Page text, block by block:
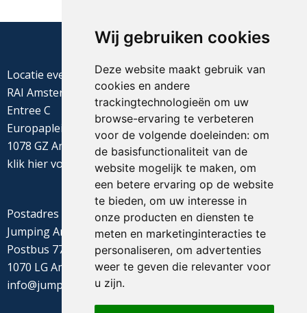
Wij gebruiken cookies
Deze website maakt gebruik van
cookies en andere
trackingtechnologieën om uw
browse-ervaring te verbeteren
voor de volgende doeleinden: om
de basisfunctionaliteit van de
website mogelijk te maken, om
een betere ervaring op de website
te bieden, om uw interesse in
onze producten en diensten te
meten en marketinginteracties te
personaliseren, om advertenties
weer te geven die relevanter voor
u zijn.
Locatie evenement
RAI Amsterdam
Entree C
Europaplein 22
1078 GZ Amsterdam
klik hiervoor de routebeschrijving
Postadres
Jumping Amsterdam
Postbus 77655
1070 LG Amsterdam
info@jumpingamsterdam.nl